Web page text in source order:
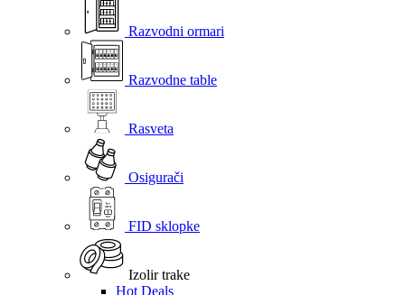
Razvodni ormari
Razvodne table
Rasveta
Osigurači
FID sklopke
Izolir trake
Hot Deals